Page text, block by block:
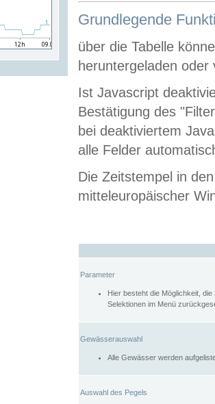
Grundlegende
über die Tabelle
heruntergeladen oder
Ist Javascript
Bestätigung des
bei deaktiviertem
alle Felder
Die Zeitstempel in
mitteleuropäischer
Parameter
Hier besteht die Möglichkeit,
Selektionen im Menü
Gewässerauswahl
Alle Gewässer werden
Auswahl des Pegels